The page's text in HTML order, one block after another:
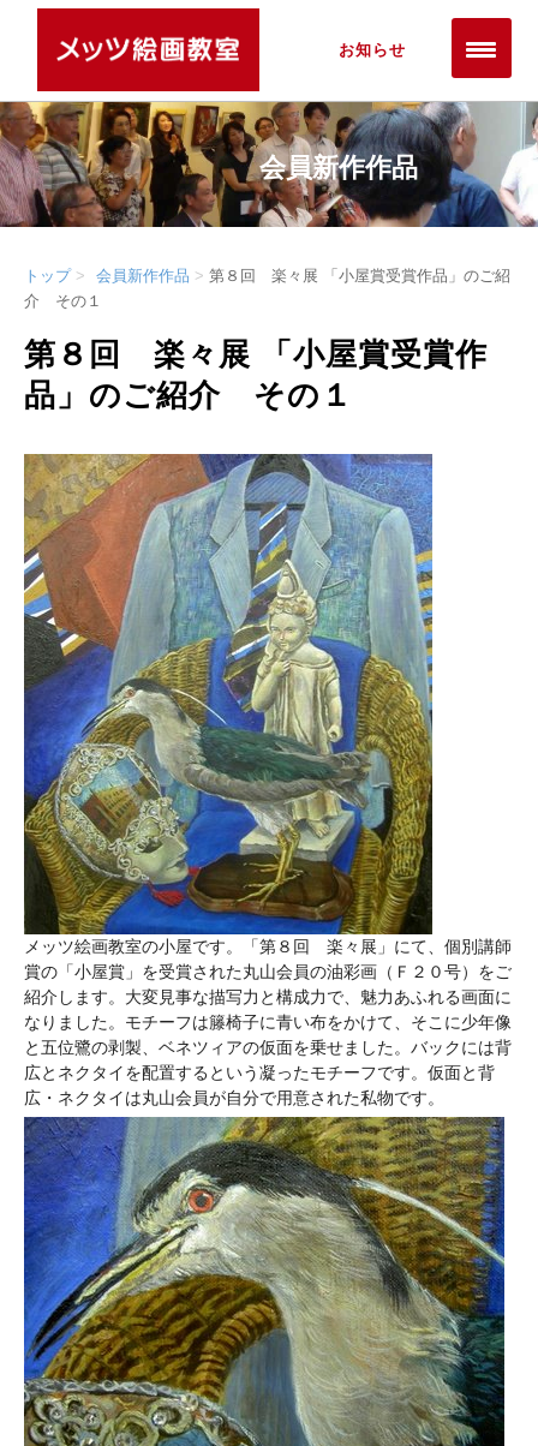
お知らせ
会員新作作品
トップ 会員新作作品
第８回 楽々展 「小屋賞受賞作品」のご紹
介 その１
第８回 楽々展 「小屋賞受賞作
品」のご紹介 その１
メッツ絵画教室の小屋です。「第８回 楽々展」にて、個別講師
賞の「小屋賞」を受賞された丸山会員の油彩画（Ｆ２０号）をご
紹介します。大変見事な描写力と構成力で、魅力あふれる画面に
なりました。モチーフは籐椅子に青い布をかけて、そこに少年像
と五位鷺の剥製、ベネツィアの仮面を乗せました。バックには背
広とネクタイを配置するという凝ったモチーフです。仮面と背
広・ネクタイは丸山会員が自分で用意された私物です。